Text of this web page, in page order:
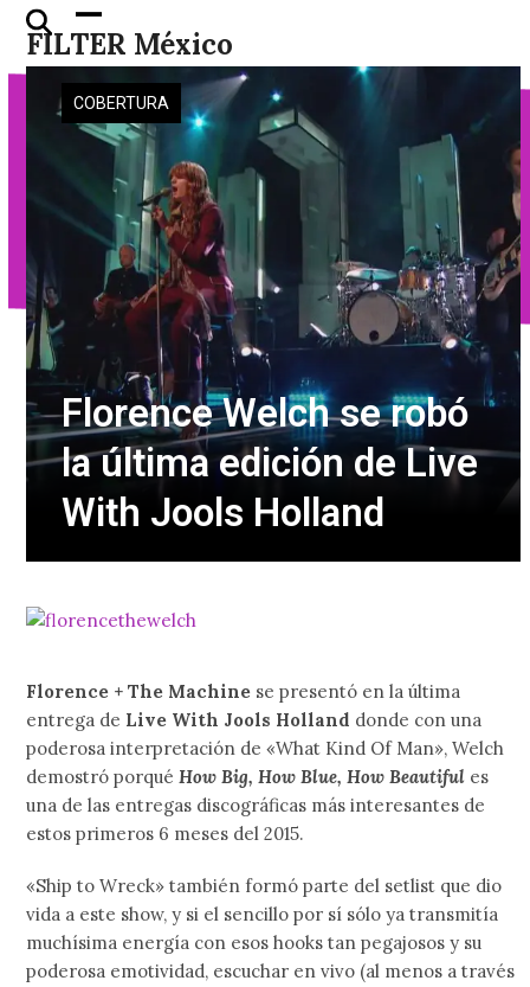
Skip
content
FILTER México
Open
mobile
menu
Close
mobile
menu
COBERTURA
Florence Welch se robó
la última edición de Live
With Jools Holland
Florence + The Machine se presentó en la última
entrega de Live With Jools Holland donde con una
poderosa interpretación de «What Kind Of Man», Welch
demostró porquéHow Big, How Blue, How Beautiful es
una de las entregas discográficas más interesantes de
estos primeros 6 meses del 2015.
«Ship to Wreck» también formó parte del setlist que dio
vida a este show, y si el sencillo por sí sólo ya transmitía
muchísima energía con esos hooks tan pegajosos y su
poderosa emotividad, escuchar en vivo (al menos a través